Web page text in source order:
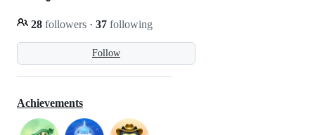
Follow
28 followers · 37 following
Achievements